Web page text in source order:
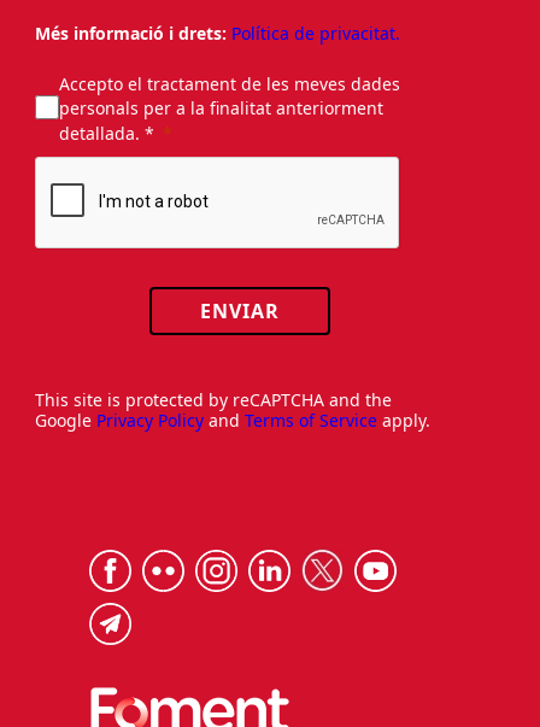
Més informació i drets: Política de privacitat.
Accepto el tractament de les meves dades
personals per a la finalitat anteriorment
detallada. *
ENVIAR
This site is protected by reCAPTCHA and the
Google Privacy Policy and Terms of Service apply.